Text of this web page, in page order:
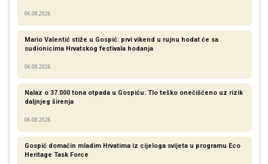
06.08.2026
Mario Valentić stiže u Gospić: prvi vikend u rujnu hodat će sa
sudionicima Hrvatskog festivala hodanja
06.08.2026
Nalaz o 37.000 tona otpada u Gospiću: Tlo teško onečišćeno uz rizik
daljnjeg širenja
06.08.2026
Gospić domaćin mladim Hrvatima iz cijeloga svijeta u programu Eco
Heritage Task Force